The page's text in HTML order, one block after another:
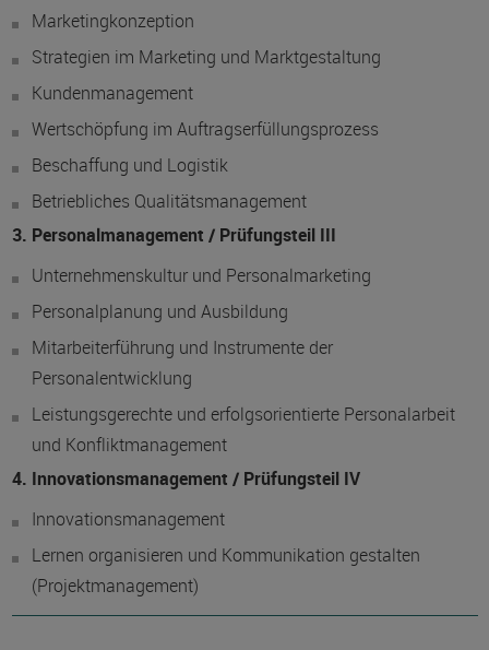
Marketingkonzeption
Strategien im Marketing und Marktgestaltung
Kundenmanagement
Wertschöpfung im Auftragserfüllungsprozess
Beschaffung und Logistik
Betriebliches Qualitätsmanagement
3. Personalmanagement / Prüfungsteil III
Unternehmenskultur und Personalmarketing
Personalplanung und Ausbildung
Mitarbeiterführung und Instrumente der
Personalentwicklung
Leistungsgerechte und erfolgsorientierte Personalarbeit
und Konfliktmanagement
4. Innovationsmanagement / Prüfungsteil IV
Innovationsmanagement
Lernen organisieren und Kommunikation gestalten
(Projektmanagement)